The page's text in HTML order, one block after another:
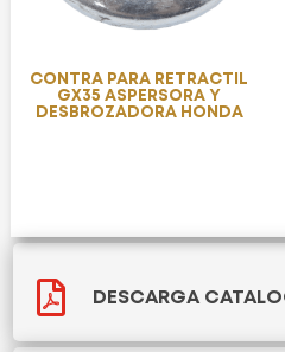
CONTRA PARA RETRACTIL
GX35 ASPERSORA Y
DESBROZADORA HONDA
 DESCARGA